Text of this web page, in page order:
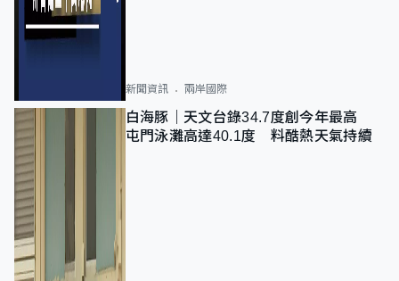
新聞資訊 兩岸國際
白海豚｜天文台錄34.7度創今年最高
屯門泳灘高達40.1度 料酷熱天氣持續